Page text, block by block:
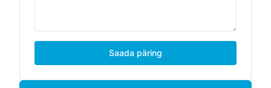
Saada päring